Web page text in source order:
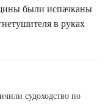
были испачканы
в руках
судоходство по